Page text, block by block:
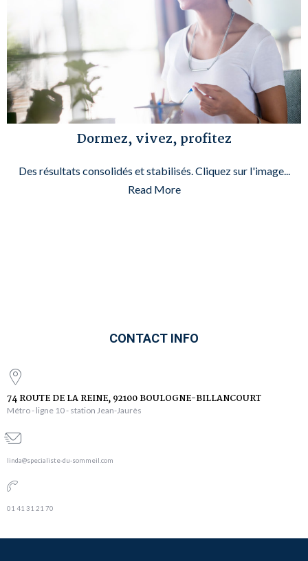
Dormez, vivez, profitez
Des résultats consolidés et stabilisés. Cliquez sur l'image...
Read More
CONTACT INFO
74 ROUTE DE LA REINE, 92100 BOULOGNE-BILLANCOURT
Métro - ligne 10 - station Jean-Jaurès
linda@specialiste-du-sommeil.com
01 41 31 21 70